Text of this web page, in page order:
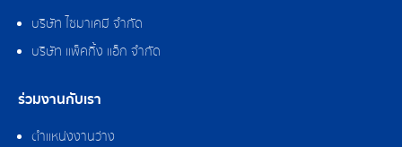
บริษัท ไซมาเคมี จำกัด
บริษัท แพ็คกิ้ง แอ็ก จำกัด
ร่วมงานกับเรา
ตำแหน่งงานว่าง